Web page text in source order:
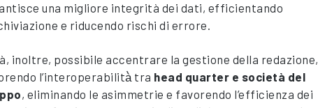
una migliore integrità dei dati, efficientando
e riducendo rischi di errore.
inoltre, possibile accentrare la gestione della redazione,
l’interoperabilità̀ tra head quarter e società del
, eliminando le asimmetrie e favorendo l’efficienza dei